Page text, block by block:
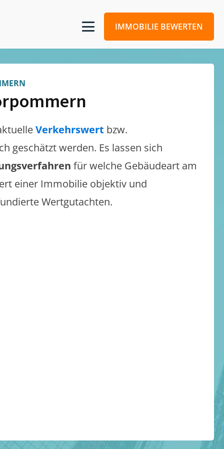
IMMOBILIE BEWERTEN
Verkehrswert bzw.
geschätzt werden. Es lassen sich
für welche Gebäudeart am
einer Immobilie objektiv und
Wertgutachten.